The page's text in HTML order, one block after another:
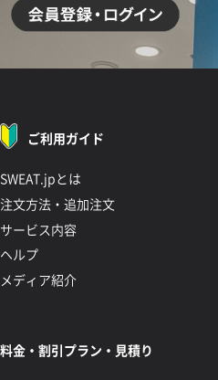
ご利用ガイド
SWEAT.jpとは
注文方法・追加注文
サービス内容
ヘルプ
メディア紹介
料金・割引プラン・見積り